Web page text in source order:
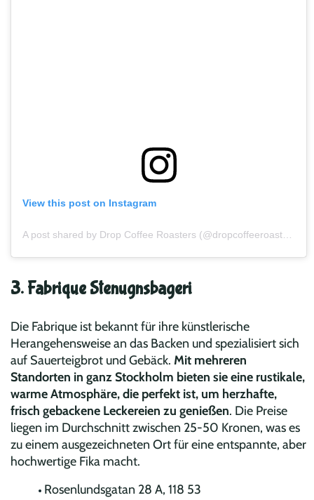
View this post on Instagram
A post shared by Drop Coffee Roasters (@dropcoffeeroasters)
3. Fabrique Stenugnsbageri
Die Fabrique ist bekannt für ihre künstlerische
Herangehensweise an das Backen und spezialisiert sich
auf Sauerteigbrot und Gebäck. Mit mehreren
Standorten in ganz Stockholm bieten sie eine rustikale,
warme Atmosphäre, die perfekt ist, um herzhafte,
frisch gebackene Leckereien zu genießen. Die Preise
liegen im Durchschnitt zwischen 25-50 Kronen, was es
zu einem ausgezeichneten Ort für eine entspannte, aber
hochwertige Fika macht.
Rosenlundsgatan 28 A, 118 53